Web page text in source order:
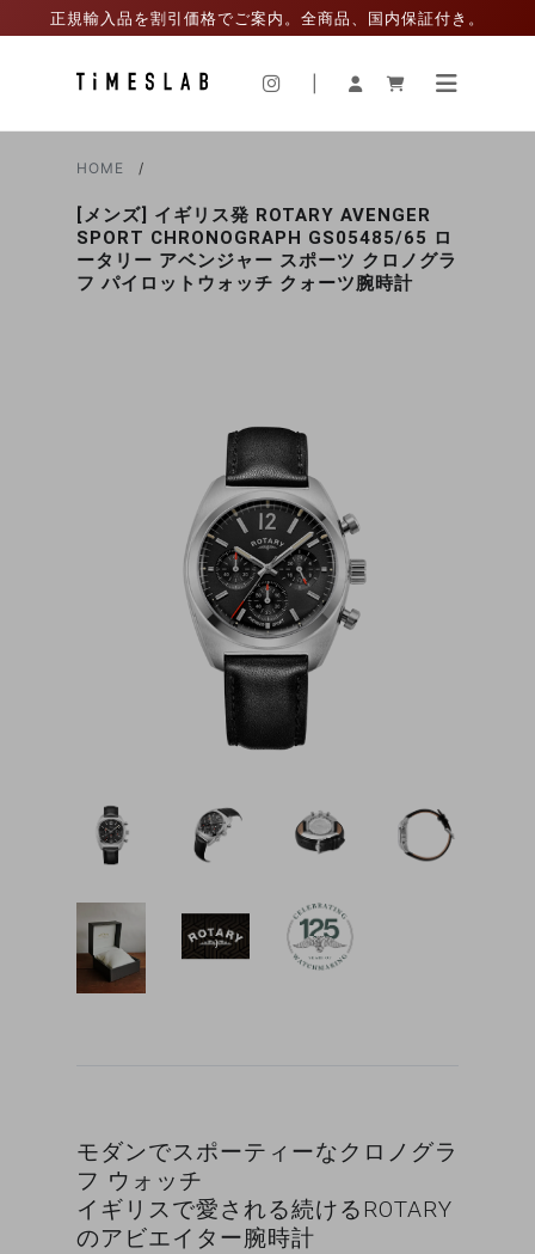
正規輸入品を割引価格でご案内。全商品、国内保証付き。
HOME
[メンズ] イギリス発 ROTARY AVENGER
SPORT CHRONOGRAPH GS05485/65 ロ
ータリー アベンジャー スポーツ クロノグラ
フ パイロットウォッチ クォーツ腕時計
モダンでスポーティーなクロノグラ
フ ウォッチ
イギリスで愛される続けるROTARY
のアビエイター腕時計